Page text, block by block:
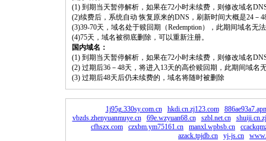
(1) 到期当天暂停解析，如果在72小时未续费，则修改域名
(2)续费后，系统自动 恢复原来的DNS，刷新时间大概是24－
(3)39-70天，域名处于赎回期（Redemption），此期间域名无
(4)75天，域名被彻底删除，可以重新注册。
国内域名：
(1) 到期当天暂停解析，如果在72小时未续费，则修改域名
(2) 过期后36－48天，将进入13天的高价赎回期，此期间域名
(3) 过期后48天后仍未续费的，域名将随时被删除
1j95g.330sy.com.cn hkdi.cn.zj123.com
vbzds.zhenyuanmuye.cn
69e.wzyuan68.cn szbl.net.cn
cfhszx.com
czxbm.ym75161.cn manxl.wpbsb.cn
azack.tpjdb.cn
yj-js.cn